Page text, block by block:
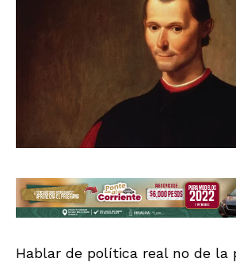
Hablar de política real no de la